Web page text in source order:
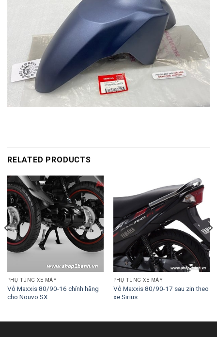
RELATED PRODUCTS
PHỤ TÙNG XE MÁY
Vỏ Maxxis 80/90-16 chính hãng
cho Nouvo SX
PHỤ TÙNG XE MÁY
Vỏ Maxxis 80/90-17 sau zin theo
xe Sirius